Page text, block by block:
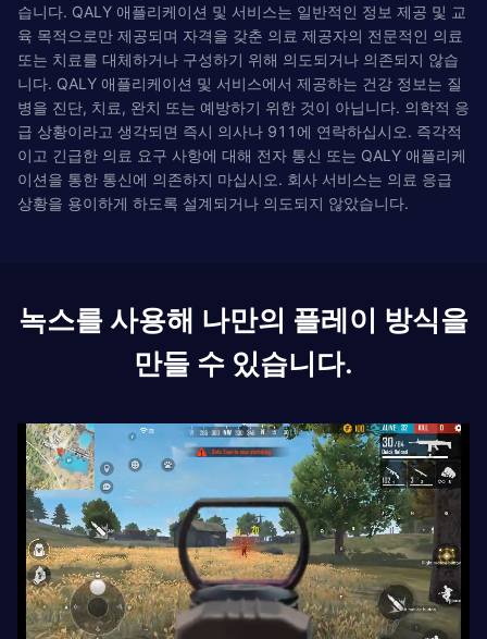
습니다. QALY 애플리케이션 및 서비스는 일반적인 정보 제공 및 교
육 목적으로만 제공되며 자격을 갖춘 의료 제공자의 전문적인 의료
또는 치료를 대체하거나 구성하기 위해 의도되거나 의존되지 않습
니다. QALY 애플리케이션 및 서비스에서 제공하는 건강 정보는 질
병을 진단, 치료, 완치 또는 예방하기 위한 것이 아닙니다. 의학적 응
급 상황이라고 생각되면 즉시 의사나 911에 연락하십시오. 즉각적
이고 긴급한 의료 요구 사항에 대해 전자 통신 또는 QALY 애플리케
이션을 통한 통신에 의존하지 마십시오. 회사 서비스는 의료 응급
상황을 용이하게 하도록 설계되거나 의도되지 않았습니다.
녹스를 사용해 나만의 플레이 방식을
만들 수 있습니다.